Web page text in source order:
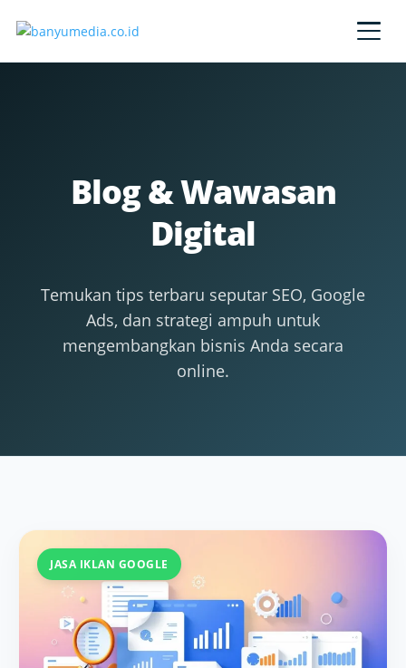
Blog & Wawasan
Digital
Temukan tips terbaru seputar SEO, Google
Ads, dan strategi ampuh untuk
mengembangkan bisnis Anda secara
online.
JASA IKLAN GOOGLE